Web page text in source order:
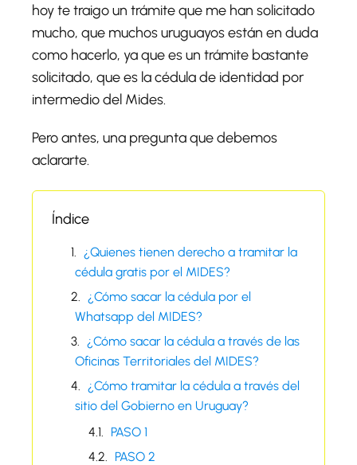
hoy te traigo un trámite que me han solicitado
mucho, que muchos uruguayos están en duda
como hacerlo, ya que es un trámite bastante
solicitado, que es la cédula de identidad por
intermedio del Mides.
Pero antes, una pregunta que debemos
aclararte.
Índice
¿Quienes tienen derecho a tramitar la
cédula gratis por el MIDES?
¿Cómo sacar la cédula por el
Whatsapp del MIDES?
¿Cómo sacar la cédula a través de las
Oficinas Territoriales del MIDES?
¿Cómo tramitar la cédula a través del
sitio del Gobierno en Uruguay?
PASO 1
PASO 2